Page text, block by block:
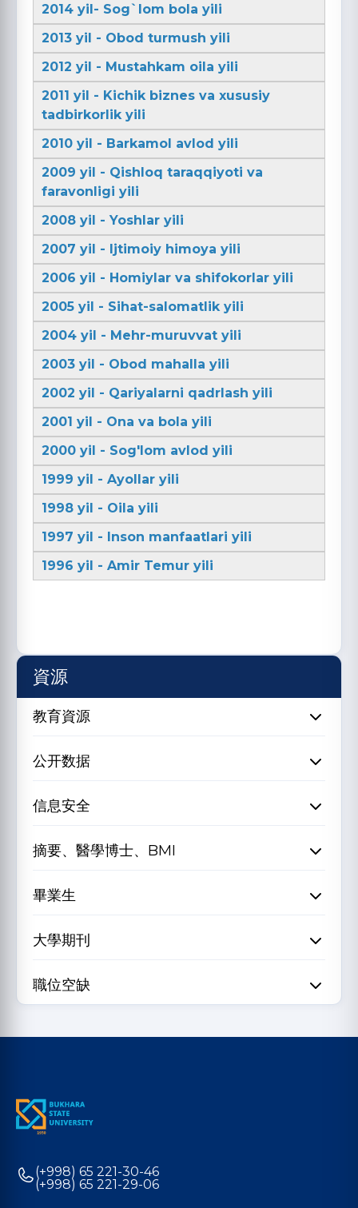
2014 yil- Sog`lom bola yili
2013 yil - Obod turmush yili
2012 yil - Mustahkam oila yili
2011 yil - Kichik biznes va xususiy
tadbirkorlik yili
2010 yil - Barkamol avlod yili
2009 yil - Qishloq taraqqiyoti va
faravonligi yili
2008 yil - Yoshlar yili
2007 yil - Ijtimoiy himoya yili
2006 yil - Homiylar va shifokorlar yili
2005 yil - Sihat-salomatlik yili
2004 yil - Mehr-muruvvat yili
2003 yil - Obod mahalla yili
2002 yil - Qariyalarni qadrlash yili
2001 yil - Ona va bola yili
2000 yil - Sog'lom avlod yili
1999 yil - Ayollar yili
1998 yil - Oila yili
1997 yil - Inson manfaatlari yili
1996 yil - Amir Temur yili
資源
教育資源
公开数据
信息安全
摘要、醫學博士、BMI
畢業生
大學期刊
職位空缺
(+998) 65 221-30-46
(+998) 65 221-29-06